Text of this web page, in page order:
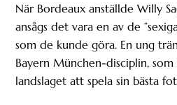
När Bordeaux anställde Willy
ansågs det vara en av de
som de kunde göra. En ung
Bayern München-disciplin,
landslaget att spela sin bästa